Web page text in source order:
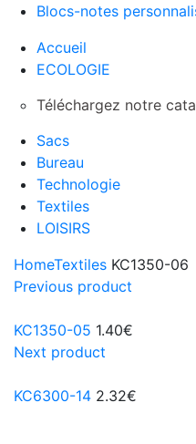
Blocs-notes
Accueil
ECOLOGIE
Téléchargez notre
Sacs
Bureau
Technologie
Textiles
LOISIRS
HomeTextiles KC1350-06
Previous product
KC1350-05 1.40€
Next product
KC6300-14 2.32€